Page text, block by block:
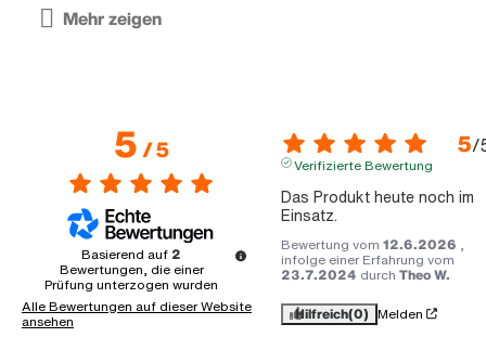
5/5
Basierend auf 2
Bewertungen, die einer
Prüfung unterzogen wurden
Alle Bewertungen auf dieser Website
ansehen
5/
Verifizierte Bewertung
Das Produkt heute noch im
Einsatz.
Bewertung vom 12.6.2026 ,
infolge einer Erfahrung vom
23.7.2024 durch Theo W.
Hilfreich(0) Melden